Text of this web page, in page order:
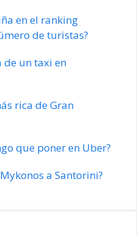
en el ranking
de turistas?
de un taxi en
rica de Gran
que poner en Uber?
a Santorini?